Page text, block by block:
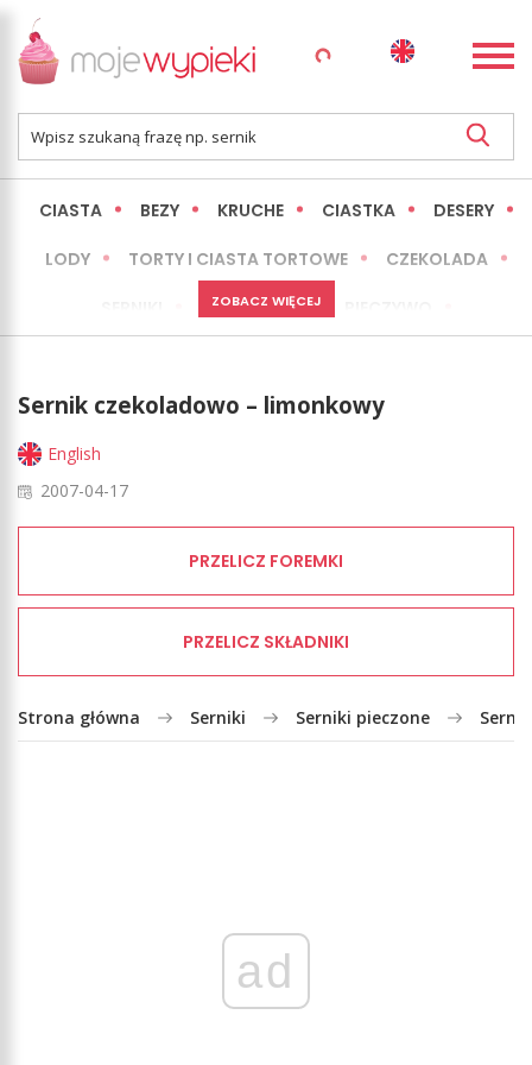
CIASTA BEZY KRUCHE CIASTKA DESERY
LODY TORTY I CIASTA TORTOWE CZEKOLADA
MINI WYPIEKI
LŻEJSZE / ZDROWSZE INNE
ZOBACZ WIĘCEJ
Sernik czekoladowo – limonkowy
English
2007-04-17
PRZELICZ FOREMKI
PRZELICZ SKŁADNIKI
Strona główna Serniki Serniki pieczone
ad